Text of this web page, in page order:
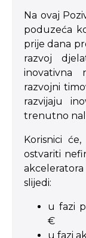
Na ovaj
poduzeća
prije dana
razvoj
inovativna
razvojni
razvijaju
trenutno
Korisnici
ostvariti
slijedi:
u fazi
€
u fazi